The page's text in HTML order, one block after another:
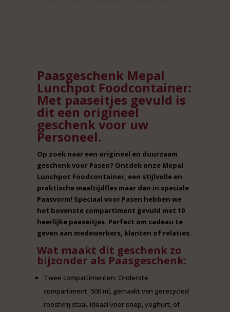
Paasgeschenk Mepal
Lunchpot Foodcontainer:
Met paaseitjes gevuld is
dit een origineel
geschenk voor uw
Personeel.
Op zoek naar een origineel en duurzaam
geschenk voor Pasen? Ontdek onze Mepal
Lunchpot Foodcontainer, een stijlvolle en
praktische maaltijdfles maar dan in speciale
Paasvorm! Speciaal voor Pasen hebben we
het bovenste compartiment gevuld met 10
heerlijke paaseitjes. Perfect om cadeau te
geven aan medewerkers, klanten of relaties.
Wat maakt dit geschenk zo
bijzonder als Paasgeschenk:
Twee compartimenten: Onderste
compartiment: 500 ml, gemaakt van gerecycled
roestvrij staal. Ideaal voor soep, yoghurt, of